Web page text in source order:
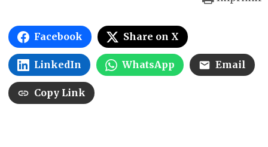
Facebook Share on X
LinkedIn WhatsApp Email
Copy Link